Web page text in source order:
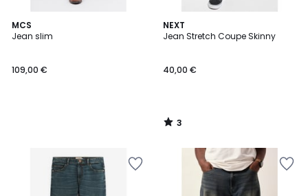
MCS
Jean slim
109,00 €
NEXT
Jean Stretch Coupe Skinny
40,00 €
3
/
3
/